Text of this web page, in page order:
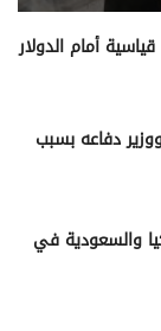
أمام الدولار
دفاعه بسبب
والسعودية في